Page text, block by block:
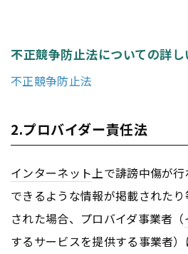
不正競争防止法についての詳
不正競争防止法
2.プロバイダー責任法
インターネット 上で誹謗中傷が
できるような情報が掲載された
された場合、プロバイダ事業者（
するサービスを提供する事業者